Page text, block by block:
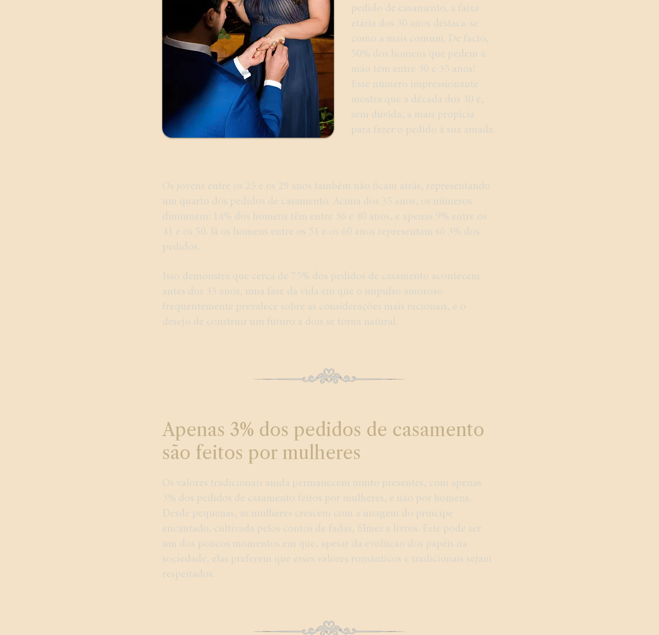
pedido de casamento, a faixa
etária dos 30 anos destaca-se
como a mais comum. De facto,
50% dos homens que pedem a
mão têm entre 30 e 35 anos!
Esse número impressionante
mostra que a década dos 30 é,
sem dúvida, a mais propícia
para fazer o pedido à sua amada.
Os jovens entre os 25 e os 29 anos também não ficam atrás, representando
um quarto dos pedidos de casamento. Acima dos 35 anos, os números
diminuem: 14% dos homens têm entre 36 e 40 anos, e apenas 9% entre os
41 e os 50. Já os homens entre os 51 e os 60 anos representam só 3% dos
pedidos.
Isso demonstra que cerca de 75% dos pedidos de casamento acontecem
antes dos 35 anos, uma fase da vida em que o impulso amoroso
frequentemente prevalece sobre as considerações mais racionais, e o
desejo de construir um futuro a dois se torna natural.
Apenas 3% dos pedidos de casamento
são feitos por mulheres
Os valores tradicionais ainda permanecem muito presentes, com apenas
3% dos pedidos de casamento feitos por mulheres, e não por homens.
Desde pequenas, as mulheres crescem com a imagem do príncipe
encantado, cultivada pelos contos de fadas, filmes e livros. Este pode ser
um dos poucos momentos em que, apesar da evolução dos papéis na
sociedade, elas preferem que esses valores românticos e tradicionais sejam
respeitados.